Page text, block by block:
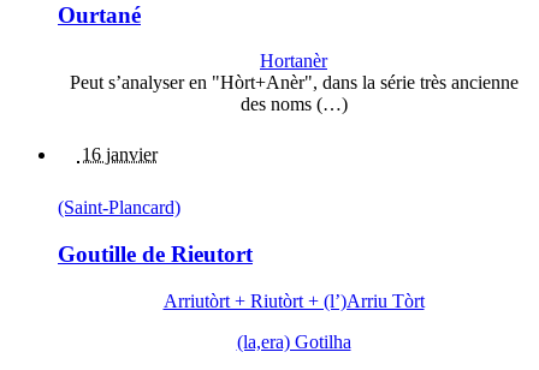
Ourtané
Hortanèr
Peut s’analyser en "Hòrt+Anèr", dans la série très ancienne
des noms (…)
16 janvier
(Saint-Plancard)
Goutille de Rieutort
Arriutòrt + Riutòrt + (l’)Arriu Tòrt
(la,era) Gotilha